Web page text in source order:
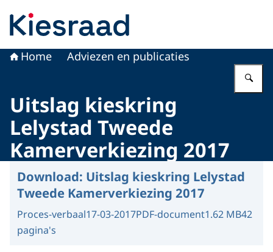
Home Adviezen en publicaties
Uitslag kieskring
Lelystad Tweede
Kamerverkiezing 2017
Download: Uitslag kieskring Lelystad
Tweede Kamerverkiezing 2017
Proces-verbaal17-03-2017PDF-document1.62 MB42
pagina's